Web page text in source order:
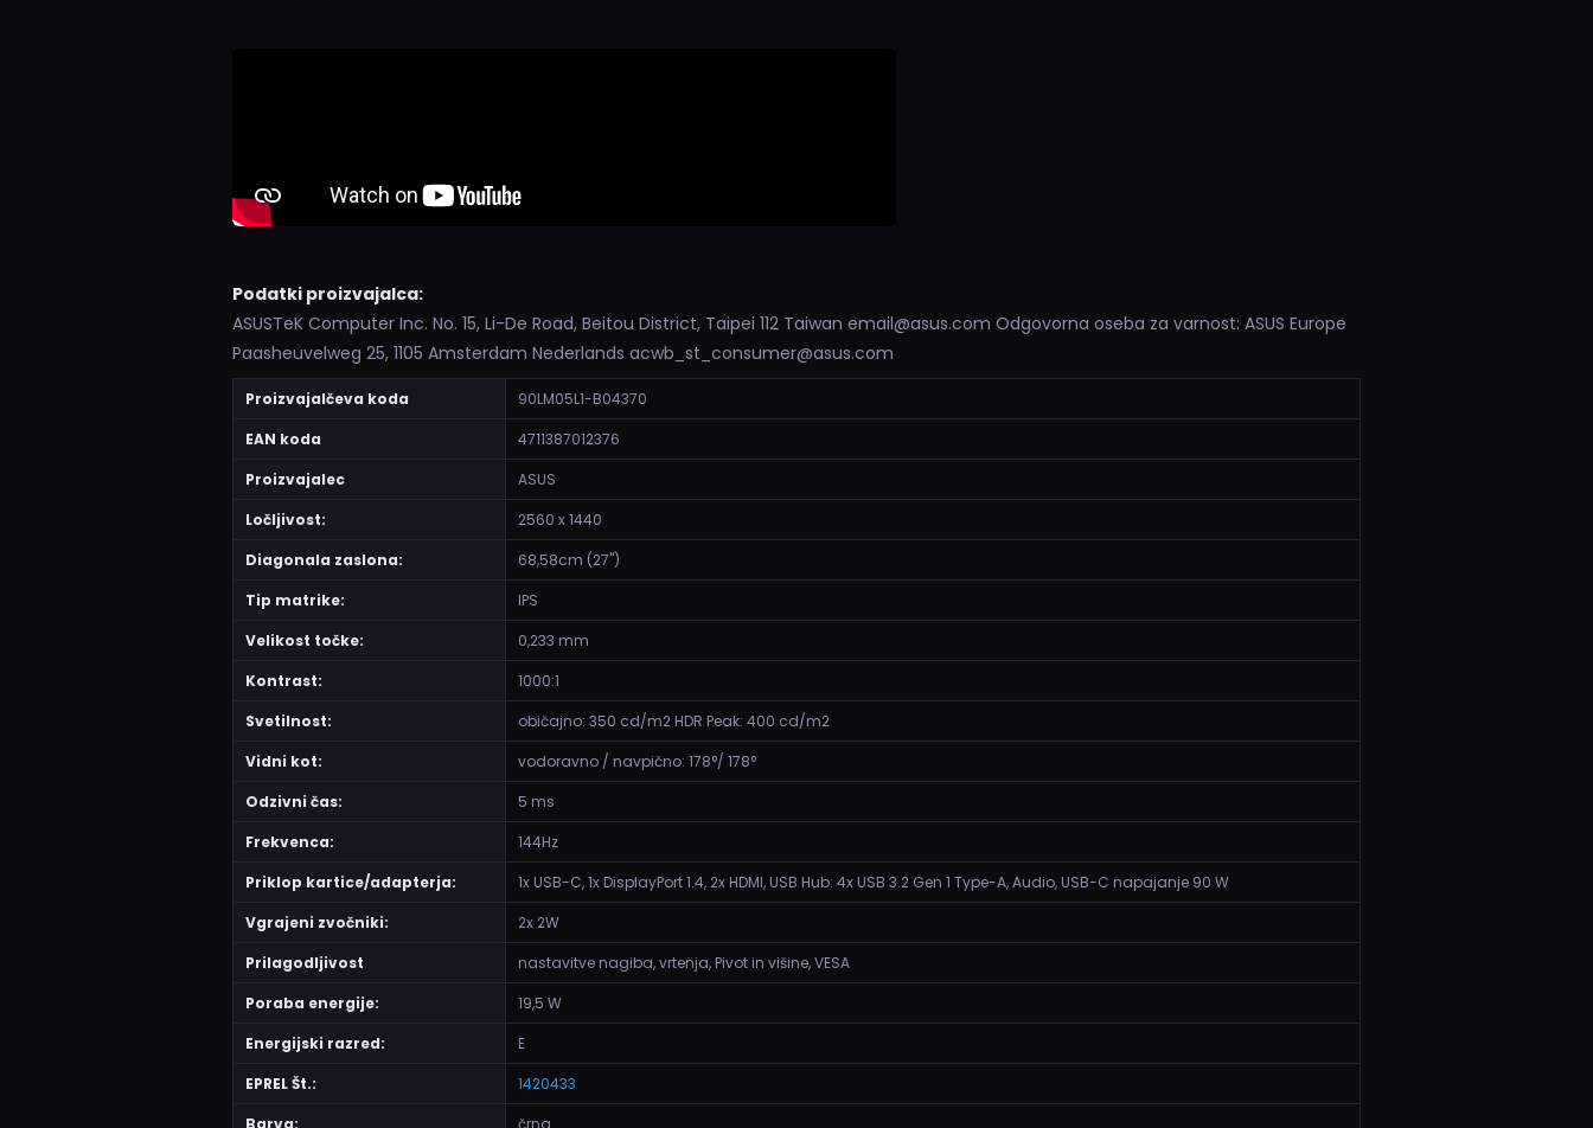
Podatki proizvajalca:
ASUSTeK Computer Inc. No. 15, Li-De Road, Beitou District, Taipei 112 Taiwan email@asus.com Odgovorna oseba za varnost: ASUS Europe
Paasheuvelweg 25, 1105 Amsterdam Nederlands acwb_st_consumer@asus.com
Proizvajalčeva koda
90LM05L1-B04370
EAN koda
4711387012376
Proizvajalec
ASUS
Ločljivost:
2560 x 1440
Diagonala zaslona:
68,58cm (27")
Tip matrike:
IPS
Velikost točke:
0,233 mm
Kontrast:
1000:1
Svetilnost:
običajno: 350 cd/m2 HDR Peak: 400 cd/m2
Vidni kot:
vodoravno / navpično: 178°/ 178°
Odzivni čas:
5 ms
Frekvenca:
144Hz
Priklop kartice/adapterja:
1x USB-C, 1x DisplayPort 1.4, 2x HDMI, USB Hub: 4x USB 3.2 Gen 1 Type-A, Audio, USB-C napajanje 90 W
Vgrajeni zvočniki:
2x 2W
Prilagodljivost
nastavitve nagiba, vrtenja, Pivot in višine, VESA
Poraba energije:
19,5 W
Energijski razred:
E
EPREL Št.:
1420433
Barva:
črna